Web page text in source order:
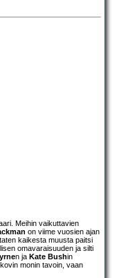
Meihin vaikuttavien
on viime vuosien ajan
kaikesta muusta paitsi
omavaraisuuden ja silti
n ja Kate Bushin
monin tavoin, vaan